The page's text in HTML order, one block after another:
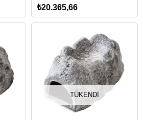
₺20.365,66
TÜKENDI